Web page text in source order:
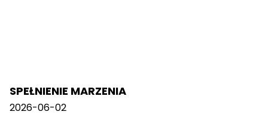
SPEŁNIENIE MARZENIA
2026-06-02